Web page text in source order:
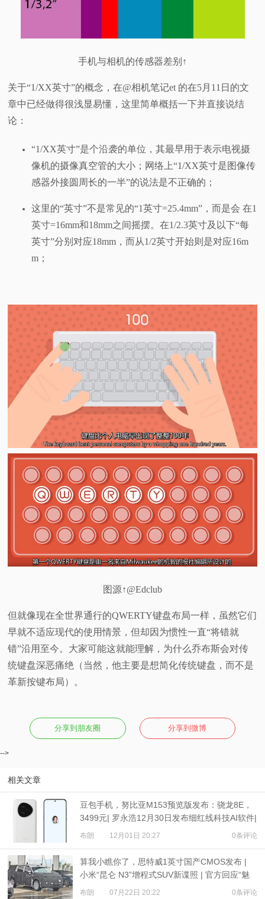
手机与相机的传感器差别↑
关于“1/XX英寸”的概念，在@相机笔记et 的在5月11日的文
章中已经做得很浅显易懂，这里简单概括一下并直接说结
论：
“1/XX英寸”是个沿袭的单位，其最早用于表示电视摄
像机的摄像真空管的大小；网络上“1/XX英寸是图像传
感器外接圆周长的一半”的说法是不正确的；
这里的“英寸”不是常见的“1英寸=25.4mm”，而是会 在1
英寸=16mm和18mm之间摇摆。在1/2.3英寸及以下“每
英寸”分别对应18mm，而从1/2英寸开始则是对应16m
m；
图源↑@Edclub
但就像现在全世界通行的QWERTY键盘布局一样，虽然它们
早就不适应现代的使用情景，但却因为惯性一直“将错就
错”沿用至今。大家可能这就能理解，为什么乔布斯会对传
统键盘深恶痛绝（当然，他主要是想简化传统键盘，而不是
革新按键布局）。
分享到朋友圈 分享到微博
-->
相关文章
豆包手机，努比亚M153预览版发布：骁龙8E，
3499元| 罗永浩12月30日发布细红线科技AI软件|
豪威2亿像素CMOS爆料
布朗 12月01日 20:27 0条评论
算我小瞧你了，思特威1英寸国产CMOS发布 |
小米“昆仑 N3”增程式SUV新谍照 | 官方回应“魅
族22预热太晚”
布朗 07月22日 20:22 0条评论